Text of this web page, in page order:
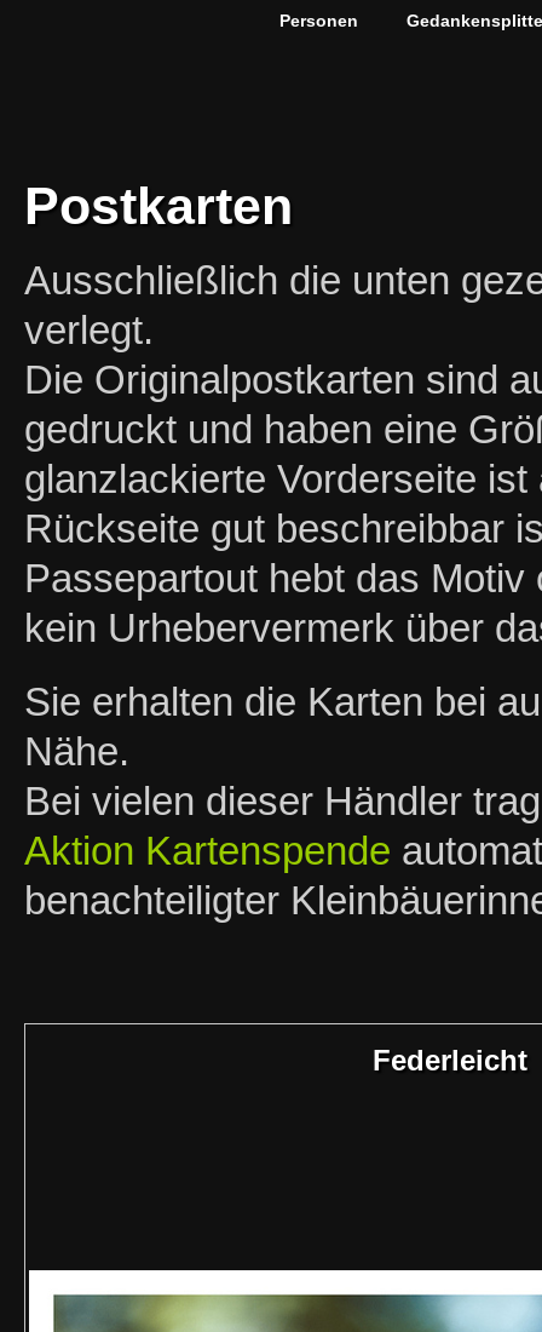
Personen
Postkarten
Ausschließlich die unten
verlegt.
Die Originalpostkarten sind
gedruckt und haben eine
glanzlackierte Vorderseite
Rückseite gut beschreibbar
Passepartout hebt das
kein Urhebervermerk über
Sie erhalten die Karten bei
Nähe.
Bei vielen dieser Händler
Aktion Kartenspende
benachteiligter
Federleicht